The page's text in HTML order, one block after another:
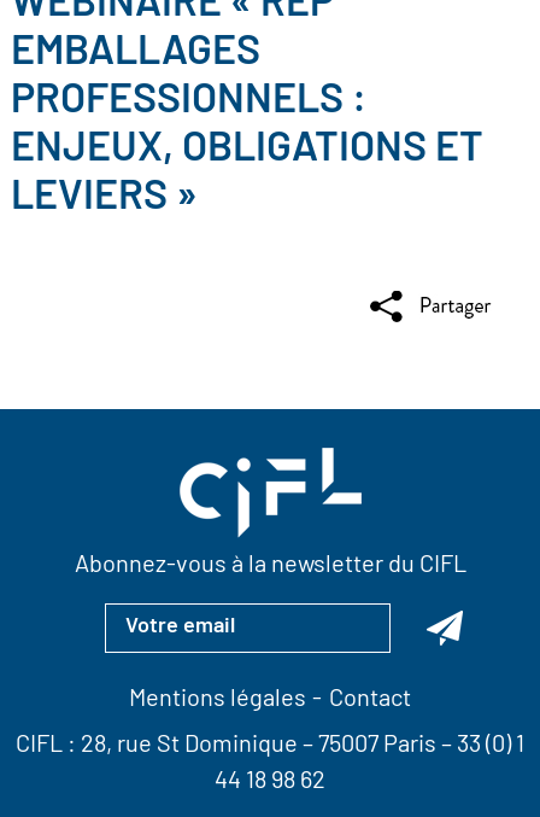
EMBALLAGES
PROFESSIONNELS :
ENJEUX, OBLIGATIONS ET
LEVIERS »
Abonnez-vous à la newsletter du CIFL
Mentions légales
Contact
CIFL : 28, rue St Dominique – 75007 Paris – 33 (0) 1
44 18 98 62